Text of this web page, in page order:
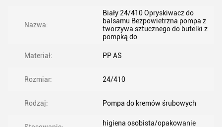
Nazwa:
Biały 24/410 Opryskiwacz do
balsamu Bezpowietrzna pompa z
tworzywa sztucznego do butelki z
pompką do
Materiał: PP AS
Rozmiar: 24/410
Rodzaj: Pompa do kremów śrubowych
higiena osobista/opakowanie